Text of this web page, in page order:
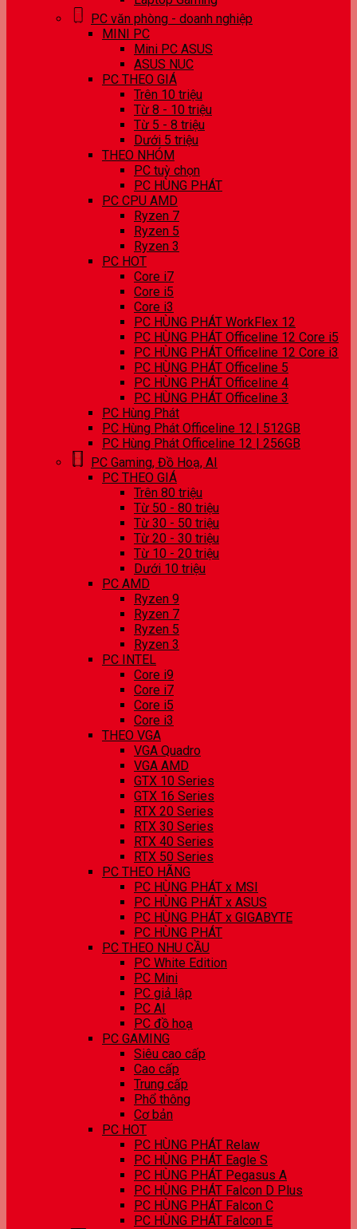
PC văn phòng - doanh nghiệp
MINI PC
Mini PC ASUS
ASUS NUC
PC THEO GIÁ
Trên 10 triệu
Từ 8 - 10 triệu
Từ 5 - 8 triệu
Dưới 5 triệu
THEO NHÓM
PC tuỳ chọn
PC HÙNG PHÁT
PC CPU AMD
Ryzen 7
Ryzen 5
Ryzen 3
PC HOT
Core i7
Core i5
Core i3
PC HÙNG PHÁT WorkFlex 12
PC HÙNG PHÁT Officeline 12 Core i5
PC HÙNG PHÁT Officeline 12 Core i3
PC HÙNG PHÁT Officeline 5
PC HÙNG PHÁT Officeline 4
PC HÙNG PHÁT Officeline 3
PC Hùng Phát
PC Hùng Phát Officeline 12 | 512GB
PC Hùng Phát Officeline 12 | 256GB
PC Gaming, Đồ Hoạ, AI
PC THEO GIÁ
Trên 80 triệu
Từ 50 - 80 triệu
Từ 30 - 50 triệu
Từ 20 - 30 triệu
Từ 10 - 20 triệu
Dưới 10 triệu
PC AMD
Ryzen 9
Ryzen 7
Ryzen 5
Ryzen 3
PC INTEL
Core i9
Core i7
Core i5
Core i3
THEO VGA
VGA Quadro
VGA AMD
GTX 10 Series
GTX 16 Series
RTX 20 Series
RTX 30 Series
RTX 40 Series
RTX 50 Series
PC THEO HÃNG
PC HÙNG PHÁT x MSI
PC HÙNG PHÁT x ASUS
PC HÙNG PHÁT x GIGABYTE
PC HÙNG PHÁT
PC THEO NHU CẦU
PC White Edition
PC Mini
PC giả lập
PC AI
PC đồ hoạ
PC GAMING
Siêu cao cấp
Cao cấp
Trung cấp
Phổ thông
Cơ bản
PC HOT
PC HÙNG PHÁT Relaw
PC HÙNG PHÁT Eagle S
PC HÙNG PHÁT Pegasus A
PC HÙNG PHÁT Falcon D Plus
PC HÙNG PHÁT Falcon C
PC HÙNG PHÁT Falcon E